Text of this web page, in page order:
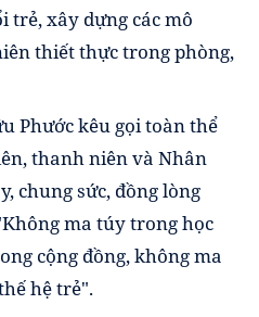
trẻ, xây dựng các mô
thiết thực trong phòng,
Phước kêu gọi toàn thể
thanh niên và Nhân
chung sức, đồng lòng
ma túy trong học
cộng đồng, không ma
hệ trẻ".